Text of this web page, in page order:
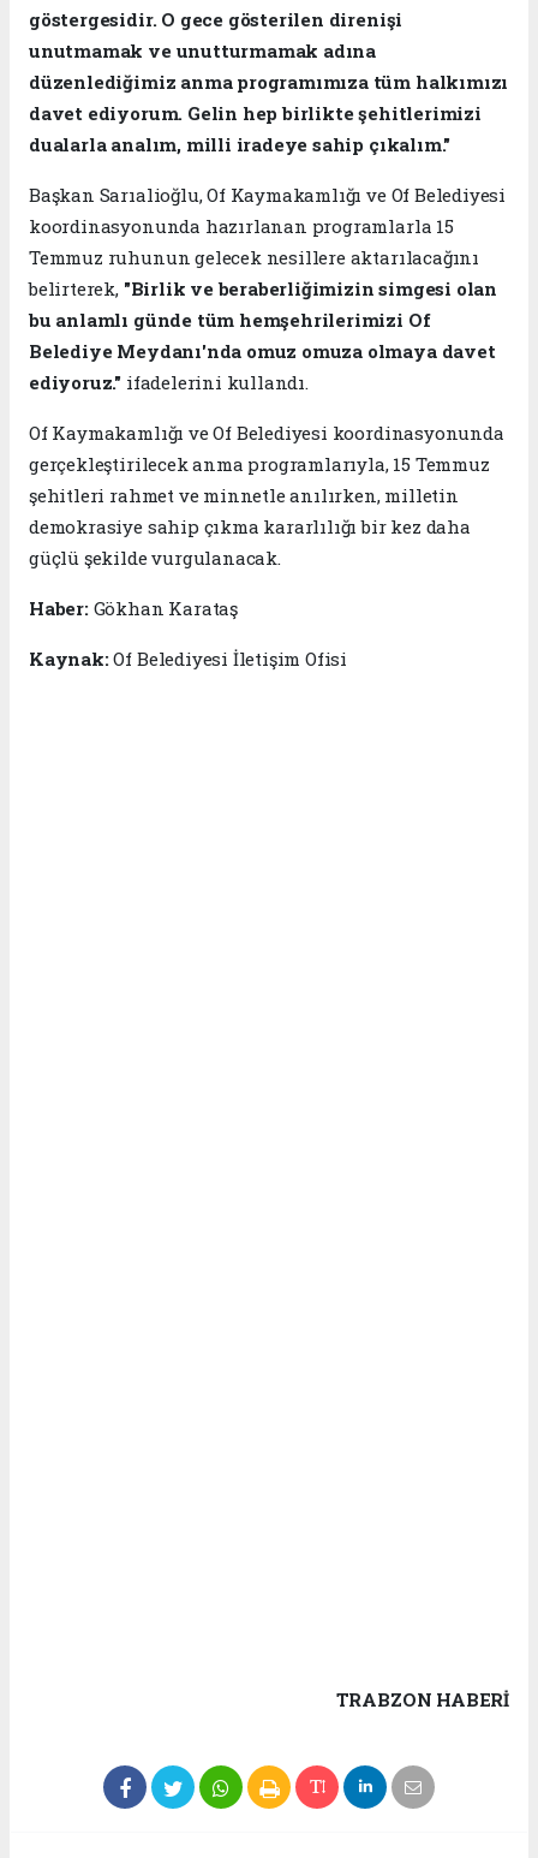
göstergesidir. O gece gösterilen direnişi
unutmamak ve unutturmamak adına
düzenlediğimiz anma programımıza tüm halkımızı
davet ediyorum. Gelin hep birlikte şehitlerimizi
dualarla analım, milli iradeye sahip çıkalım."
Başkan Sarıalioğlu, Of Kaymakamlığı ve Of Belediyesi
koordinasyonunda hazırlanan programlarla 15
Temmuz ruhunun gelecek nesillere aktarılacağını
belirterek, "Birlik ve beraberliğimizin simgesi olan
bu anlamlı günde tüm hemşehrilerimizi Of
Belediye Meydanı'nda omuz omuza olmaya davet
ediyoruz." ifadelerini kullandı.
Of Kaymakamlığı ve Of Belediyesi koordinasyonunda
gerçekleştirilecek anma programlarıyla, 15 Temmuz
şehitleri rahmet ve minnetle anılırken, milletin
demokrasiye sahip çıkma kararlılığı bir kez daha
güçlü şekilde vurgulanacak.
Haber: Gökhan Karataş
Kaynak:Of Belediyesi İletişim Ofisi
TRABZON HABERİ